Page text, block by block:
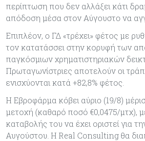
περίπτωση που δεν αλλάξει κάτι
απόδοση μέσα στον Αύγουστο να
Επιπλέον, ο ΓΔ «τρέχει» φέτος με
τον κατατάσσει στην κορυφή των
παγκόσμιων χρηματιστηριακών
Πρωταγωνίστριες αποτελούν οι
ενισχύονται κατά +82,8% φέτος.
Η Εβροφάρμα κόβει αύριο (19/8)
μετοχή (καθαρό ποσό €0,0475/μτχ),
καταβολής του να έχει οριστεί για
Αυγούστου. Η Real Consulting θα